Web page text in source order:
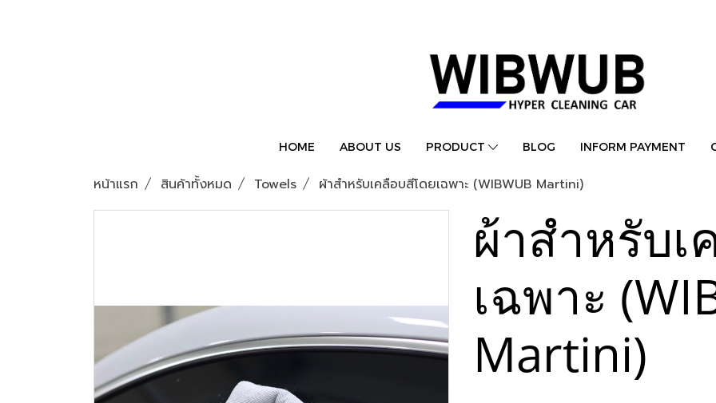
HOME ABOUT US PRODUCT BLOG INFORM PAYMENT
หน้าแรก สินค้าทั้งหมด Towels ผ้าสำหรับเคลือบสีโดยเฉพาะ (WIBWUB Martini)
ผ้าสำหรับ
เฉพาะ
Martini)